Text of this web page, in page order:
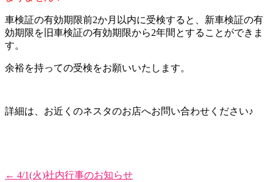
車検証の有効期限前2か月以内に受検すると、新車検証の有
効期限を旧車検証の有効期限から2年間とすることができま
す。
余裕を持っての受検をお願いいたします。
詳細は、お近くのネスタのお店へお問い合わせください♪
← 4/1(火)社内行事のお知らせ